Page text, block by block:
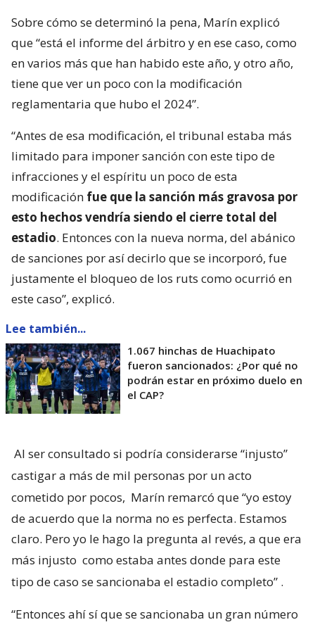
Sobre cómo se determinó la pena, Marín explicó
que “está el informe del árbitro y en ese caso, como
en varios más que han habido este año, y otro año,
tiene que ver un poco con la modificación
reglamentaria que hubo el 2024”.
“Antes de esa modificación, el tribunal estaba más
limitado para imponer sanción con este tipo de
infracciones y el espíritu un poco de esta
modificación fue que la sanción más gravosa por
esto hechos vendría siendo el cierre total del
estadio. Entonces con la nueva norma, del abánico
de sanciones por así decirlo que se incorporó, fue
justamente el bloqueo de los ruts como ocurrió en
este caso”, explicó.
Lee también...
1.067 hinchas de Huachipato
fueron sancionados: ¿Por qué no
podrán estar en próximo duelo en
el CAP?
Al ser consultado si podría considerarse “injusto”
castigar a más de mil personas por un acto
cometido por pocos, Marín remarcó que “yo estoy
de acuerdo que la norma no es perfecta. Estamos
claro. Pero yo le hago la pregunta al revés, a que era
más injusto como estaba antes donde para este
tipo de caso se sancionaba el estadio completo” .
“Entonces ahí sí que se sancionaba un gran número